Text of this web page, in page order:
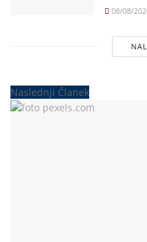
08/08/
Naslednji Članek